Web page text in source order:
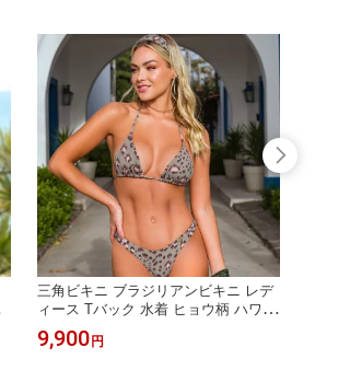
三角ビキニ ブラジリアンビキニ レデ
ィース Tバック 水着 ヒョウ柄 ハワイ
グアム 三角水着 海 ビーチ 海外旅行
みずぎ セクシー 衣装 撮影 かわいい
9,900 円